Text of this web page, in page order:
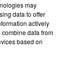
may
data to offer
actively
data from
based on